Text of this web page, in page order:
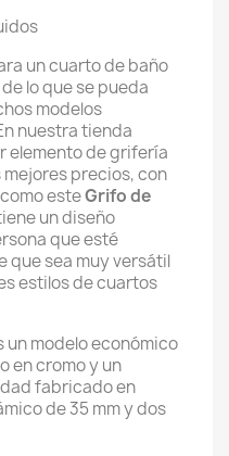
un cuarto de baño
lo que se pueda
modelos
nuestra tienda
elemento de grifería
precios, con
esteGrifo de
un diseño
que esté
que sea muy versátil
estilos de cuartos
un modelo económico
en cromo y un
fabricado en
de 35 mm y dos